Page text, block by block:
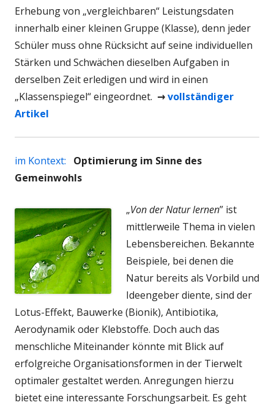
Erhebung von „vergleichbaren“ Leistungsdaten
innerhalb einer kleinen Gruppe (Klasse), denn jeder
Schüler muss ohne Rücksicht auf seine individuellen
Stärken und Schwächen dieselben Aufgaben in
derselben Zeit erledigen und wird in einen
„Klassenspiegel“ eingeordnet. →vollständiger
Artikel
im Kontext:
Optimierung im Sinne des
Gemeinwohls
„Von der Natur lernen” ist
mittlerweile Thema in vielen
Lebensbereichen. Bekannte
Beispiele, bei denen die
Natur bereits als Vorbild und
Ideengeber diente, sind der
Lotus-Effekt, Bauwerke (Bionik), Antibiotika,
Aerodynamik oder Klebstoffe. Doch auch das
menschliche Miteinander könnte mit Blick auf
erfolgreiche Organisationsformen in der Tierwelt
optimaler gestaltet werden. Anregungen hierzu
bietet eine interessante Forschungsarbeit. Es geht